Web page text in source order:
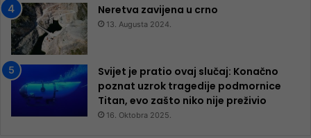
Neretva zavijena u crno
13. Augusta 2024.
Svijet je pratio ovaj slučaj: Konačno
poznat uzrok tragedije podmornice
Titan, evo zašto niko nije preživio
16. Oktobra 2025.